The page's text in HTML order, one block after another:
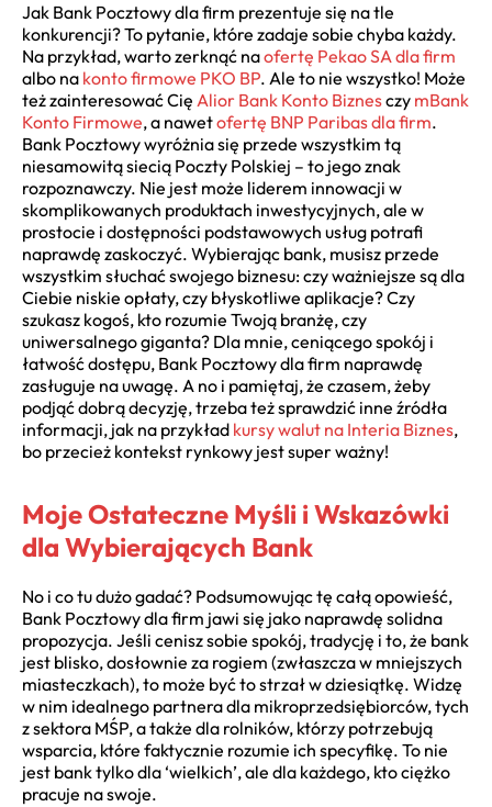
Jak Bank Pocztowy dla firm prezentuje się na tle
konkurencji? To pytanie, które zadaje sobie chyba każdy.
Na przykład, warto zerknąć naofertę Pekao SA dla firm
albo na konto firmowe PKO BP. Ale to nie wszystko! Może
też zainteresować Cię Alior Bank Konto Biznesczy mBank
Konto Firmowe, a nawetofertę BNP Paribas dla firm.
Bank Pocztowy wyróżnia się przede wszystkim tą
niesamowitą siecią Poczty Polskiej – to jego znak
rozpoznawczy. Nie jest może liderem innowacji w
skomplikowanych produktach inwestycyjnych, ale w
prostocie i dostępności podstawowych usług potrafi
naprawdę zaskoczyć. Wybierając bank, musisz przede
wszystkim słuchać swojego biznesu: czy ważniejsze są dla
Ciebie niskie opłaty, czy błyskotliwe aplikacje? Czy
szukasz kogoś, kto rozumie Twoją branżę, czy
uniwersalnego giganta? Dla mnie, ceniącego spokój i
łatwość dostępu, Bank Pocztowy dla firm naprawdę
zasługuje na uwagę. A no i pamiętaj, że czasem, żeby
podjąć dobrą decyzję, trzeba też sprawdzić inne źródła
informacji, jak na przykład kursy walut na Interia Biznes,
bo przecież kontekst rynkowy jest super ważny!
Moje Ostateczne Myśli i Wskazówki
dla Wybierających Bank
No i co tu dużo gadać? Podsumowując tę całą opowieść,
Bank Pocztowy dla firm jawi się jako naprawdę solidna
propozycja. Jeśli cenisz sobie spokój, tradycję i to, że bank
jest blisko, dosłownie za rogiem (zwłaszcza w mniejszych
miasteczkach), to może być to strzał w dziesiątkę. Widzę
w nim idealnego partnera dla mikroprzedsiębiorców, tych
z sektora MŚP, a także dla rolników, którzy potrzebują
wsparcia, które faktycznie rozumie ich specyfikę. To nie
jest bank tylko dla ‘wielkich’, ale dla każdego, kto ciężko
pracuje na swoje.